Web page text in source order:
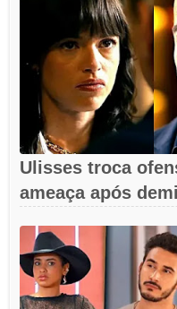
Ulisses troca
ameaça após